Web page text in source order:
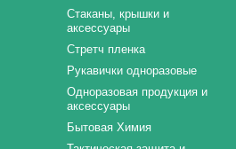
Стаканы, крышки и
аксессуары
Стретч пленка
Рукавички одноразовые
Одноразовая продукция и
аксессуары
Бытовая Химия